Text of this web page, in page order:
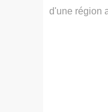
d'une région